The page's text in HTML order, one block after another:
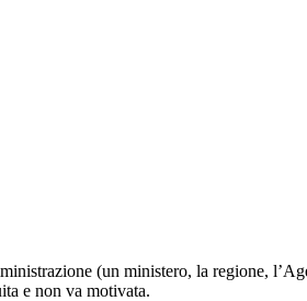
(un ministero, la regione,
e non va motivata.